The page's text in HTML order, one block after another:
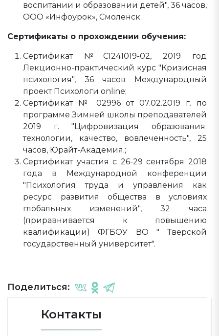
воспитании и образовании детей", 36 часов,
ООО «Инфоурок», Смоленск.
Сертификаты о прохождении обучения:
Сертификат №CI241019-02, 2019 год
Лекционно-практический курс "Кризисная
психология", 36 часов Международный
проект Психологи online;
Сертификат № 02996 от 07.02.2019 г. по
программе Зимней школы преподавателей
2019 г. "Цифровизация образования:
технологии, качество, вовлеченность", 25
часов, Юрайт-Академия.;
Сертификат участия с 26-29 сентября 2018
года в Международной конференции
"Психология труда и управления как
ресурс развития общества в условиях
глобальных изменений", 32 часа
(приравнивается к повышению
квалификации) ФГБОУ ВО " Тверской
государственный университет".
Поделиться:
Контакты